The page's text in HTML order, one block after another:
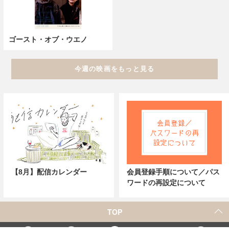
ゴースト・オブ・ウエノ
今週の映画をもっと見る
【8月】配信カレンダー
会員登録手順について／パス
ワードの再設定について
TOP